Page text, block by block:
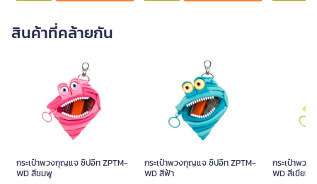
สินค้าที่คล้ายกัน
กระเป๋าพวงกุญแจ ซิปอิท ZPTM-
WD สีชมพู
กระเป๋าพวงกุญแจ ซิปอิท
ZPTM-WD สีชมพู
สี
กระเป๋าพวงกุญแจ ซิปอิท ZPTM-
WD สีฟ้า
กระเป๋าพวงกุญแจ ซิปอิท
ZPTM-WD สีฟ้า
สี
กระเป๋าพว
WD สีเขียว
กระ